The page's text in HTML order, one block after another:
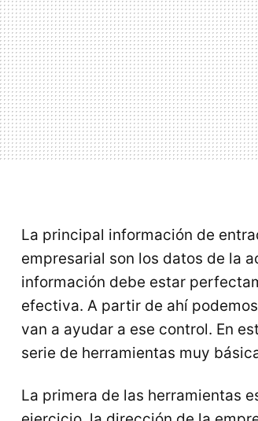
La principal información de
empresarial son los datos de la
información debe estar
efectiva. A partir de ahí
van a ayudar a ese control. En
serie de herramientas muy
La primera de las herramientas